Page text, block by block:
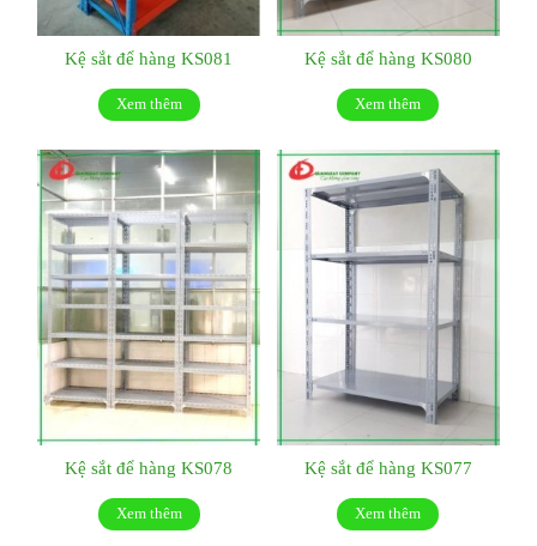
Kệ sắt để hàng KS081
Xem thêm
Kệ sắt để hàng KS080
Xem thêm
Kệ sắt để hàng KS078
Xem thêm
Kệ sắt để hàng KS077
Xem thêm